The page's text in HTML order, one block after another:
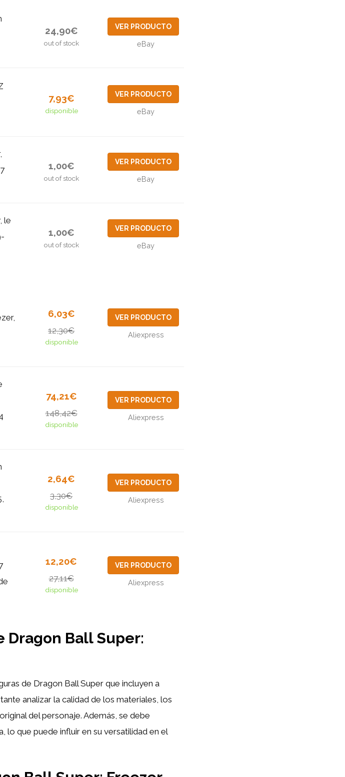
24,90€
out of stock
VER PRODUCTO
eBay
7,93€
disponible
VER PRODUCTO
eBay
1,00€
out of stock
VER PRODUCTO
eBay
le
1,00€
out of stock
VER PRODUCTO
eBay
6,03€
12,30€
disponible
VER PRODUCTO
Aliexpress
74,21€
148,42€
disponible
VER PRODUCTO
Aliexpress
2,64€
3,30€
disponible
VER PRODUCTO
Aliexpress
12,20€
27,11€
disponible
VER PRODUCTO
Aliexpress
Dragon Ball Super:
de Dragon Ball Super que incluyen a
analizar la calidad de los materiales, los
del personaje. Además, se debe
lo que puede influir en su versatilidad en el